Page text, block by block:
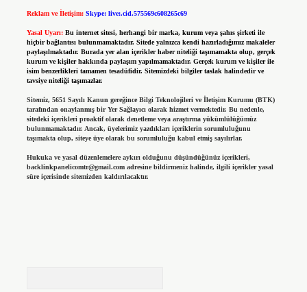
Reklam ve İletişim: Skype: live:.cid.575569c608265c69
Yasal Uyarı: Bu internet sitesi, herhangi bir marka, kurum veya şahıs şirketi ile
hiçbir bağlantısı bulunmamaktadır. Sitede yalnızca kendi hazırladığımız makaleler
paylaşılmaktadır. Burada yer alan içerikler haber niteliği taşımamakta olup, gerçek
kurum ve kişiler hakkında paylaşım yapılmamaktadır. Gerçek kurum ve kişiler ile
isim benzerlikleri tamamen tesadüfidir. Sitemizdeki bilgiler taslak halindedir ve
tavsiye niteliği taşımazlar.
Sitemiz, 5651 Sayılı Kanun gereğince Bilgi Teknolojileri ve İletişim Kurumu (BTK)
tarafından onaylanmış bir Yer Sağlayıcı olarak hizmet vermektedir. Bu nedenle,
sitedeki içerikleri proaktif olarak denetleme veya araştırma yükümlülüğümüz
bulunmamaktadır. Ancak, üyelerimiz yazdıkları içeriklerin sorumluluğunu
taşımakta olup, siteye üye olarak bu sorumluluğu kabul etmiş sayılırlar.
Hukuka ve yasal düzenlemelere aykırı olduğunu düşündüğünüz içerikleri,
backlinkpanelicomtr@gmail.comadresine bildirmeniz halinde, ilgili içerikler yasal
süre içerisinde sitemizden kaldırılacaktır.